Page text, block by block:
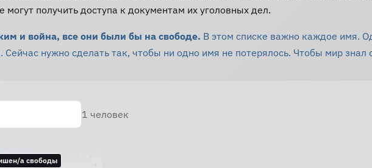
получить доступа к документам их уголовных дел.
и война, все они были бы на свободе. В этом списке важно каждое имя.
нужно сделать так, чтобы ни одно имя не потерялось. Чтобы мир знал
1 человек
а свободы